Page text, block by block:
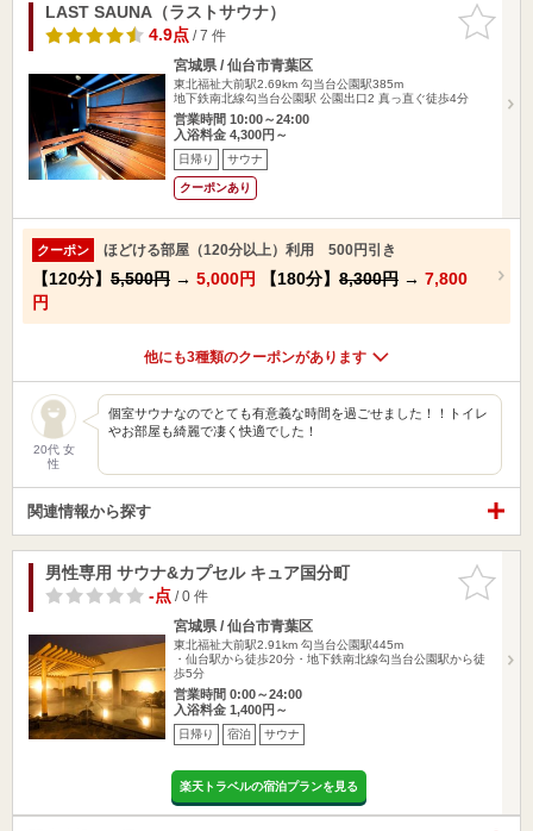
お気に入
りに追加
LAST SAUNA（ラストサウナ）
4.9点/ 7 件
宮城県 / 仙台市青葉区
東北福祉大前駅2.69km 勾当台公園駅385m
地下鉄南北線勾当台公園駅 公園出口2 真っ直ぐ徒歩4分
営業時間 10:00～24:00
入浴料金 4,300円～
日帰り サウナ
クーポンあり
クーポン ほどける部屋（120分以上）利用 500円引き
【120分】 5,500円 → 5,000円 【180分】 8,300円 → 7,800
円
他にも3種類のクーポンがあります
20代 女
性
個室サウナなのでとても有意義な時間を過ごせました！！トイレ
やお部屋も綺麗で凄く快適でした！
関連情報から探す
お気に入
りに追加
男性専用 サウナ&カプセル キュア国分町
-点/ 0 件
宮城県 / 仙台市青葉区
東北福祉大前駅2.91km 勾当台公園駅445m
・仙台駅から徒歩20分・地下鉄南北線勾当台公園駅から徒
歩5分
営業時間 0:00～24:00
入浴料金 1,400円～
日帰り 宿泊 サウナ
楽天トラベルの宿泊プランを見る